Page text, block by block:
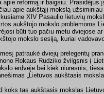
apie reformą ir baigsiu. Prasidėjus
apie aukštąjį mokslą
XIV Pasaulio lietuvių
aukštojo mokslo problemoms
būti tuo pačiu metu dviejose
mokslo sesiją, kuriai
patraukė dviejų prelegentų
Rokaus Rudziko žvilgsnis į
erdvėje bei kiek niūresnis,
„Lietuvos aukštasis
koks tas aukštasis mokslas